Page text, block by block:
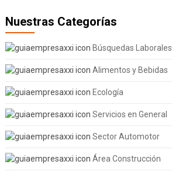
Nuestras Categorías
Búsquedas Laborales
Alimentos y Bebidas
Ecología
Servicios en General
Sector Automotor
Área Construcción